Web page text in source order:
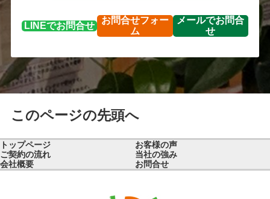
LINEでお問合せ
お問合せフォー
ム
メールでお問合
せ
このページの先頭へ
トップページ
お客様の声
ご契約の流れ
当社の強み
会社概要
お問合せ